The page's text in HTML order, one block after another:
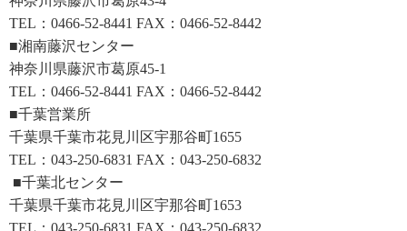
TEL：0466-52-8441 FAX：0466-52-8442
■湘南藤沢センター
神奈川県藤沢市葛原45-1
TEL：0466-52-8441 FAX：0466-52-8442
■千葉営業所
千葉県千葉市花見川区宇那谷町1655
TEL：043-250-6831 FAX：043-250-6832
■千葉北センター
千葉県千葉市花見川区宇那谷町1653